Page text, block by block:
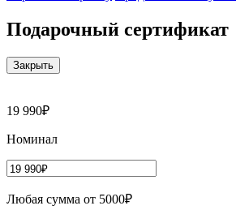
Подарочный сертификат
Закрыть
19 990₽
Номинал
Любая сумма от 5000₽